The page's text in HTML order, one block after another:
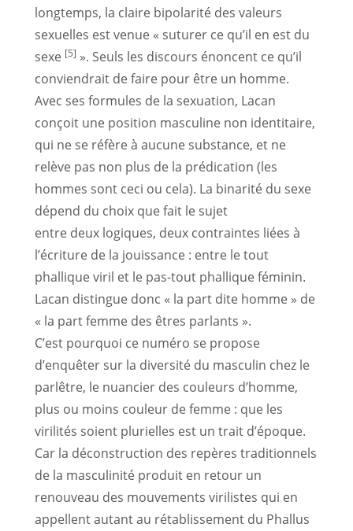
longtemps, la claire bipolarité des valeurs
sexuelles est venue « suturer ce qu’il en est du
sexe [5] ». Seuls les discours énoncent ce qu’il
conviendrait de faire pour être un homme.
Avec ses formules de la sexuation, Lacan
conçoit une position masculine non identitaire,
qui ne se réfère à aucune substance, et ne
relève pas non plus de la prédication (les
hommes sont ceci ou cela). La binarité du sexe
dépend du choix que fait le sujet
entre deux logiques, deux contraintes liées à
l’écriture de la jouissance : entre le tout
phallique viril et le pas-tout phallique féminin.
Lacan distingue donc « la part dite homme » de
« la part femme des êtres parlants ».
C’est pourquoi ce numéro se propose
d’enquêter sur la diversité du masculin chez le
parlêtre, le nuancier des couleurs d’homme,
plus ou moins couleur de femme : que les
virilités soient plurielles est un trait d’époque.
Car la déconstruction des repères traditionnels
de la masculinité produit en retour un
renouveau des mouvements virilistes qui en
appellent autant au rétablissement du Phallus